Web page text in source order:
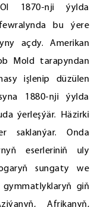
1870-nji ýylda
bu ýere
açdy. Amerikan
Mold tarapyndan
işlenip düzülen
1880-nji ýylda
ýerleşýär. Häzirki
saklanýar. Onda
eserleriniň uly
sungaty we
giň
Afrikanyň,